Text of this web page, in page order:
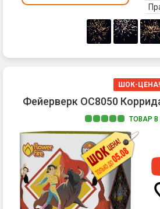
ШОК-ЦЕНА!
Фейерверк ОС8050
ТОВАР